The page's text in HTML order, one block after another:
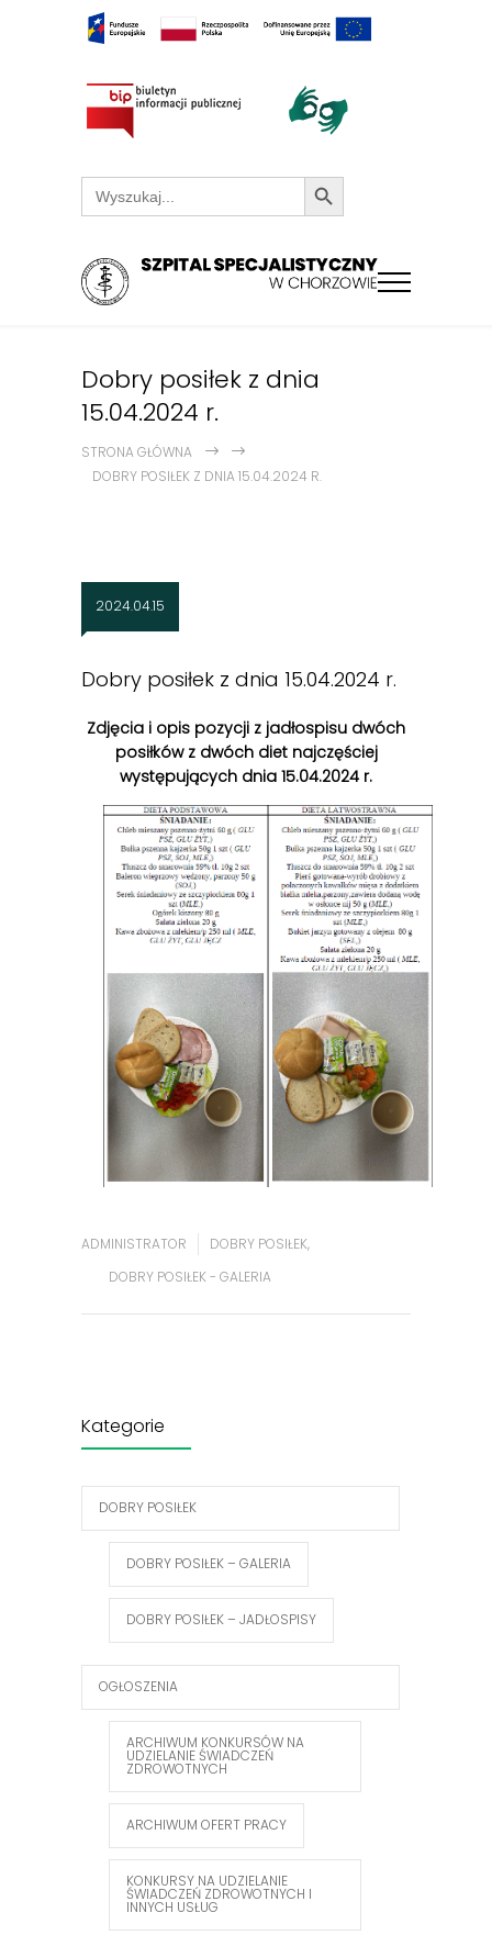
Search
for:
Search Button
Dobry posiłek z dnia
15.04.2024 r.
STRONA GŁÓWNA
DOBRY POSIŁEK Z DNIA 15.04.2024 R.
2024.04.15
Dobry posiłek z dnia 15.04.2024 r.
Zdjęcia i opis pozycji z jadłospisu dwóch
posiłków z dwóch diet najczęściej
występujących dnia 15.04.2024 r.
ADMINISTRATOR DOBRY POSIŁEK,
DOBRY POSIŁEK - GALERIA
Kategorie
DOBRY POSIŁEK
DOBRY POSIŁEK – GALERIA
DOBRY POSIŁEK – JADŁOSPISY
OGŁOSZENIA
ARCHIWUM KONKURSÓW NA
UDZIELANIE ŚWIADCZEŃ
ZDROWOTNYCH
ARCHIWUM OFERT PRACY
KONKURSY NA UDZIELANIE
ŚWIADCZEŃ ZDROWOTNYCH I
INNYCH USŁUG